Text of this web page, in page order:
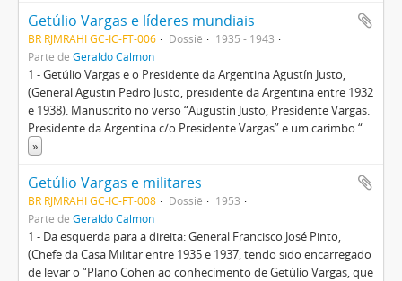
Getúlio Vargas e líderes mundiais
BR RJMRAHI GC-IC-FT-006 Dossiê
1935 - 1943
Parte de Geraldo Calmon
1 - Getúlio Vargas e o Presidente da Argentina Agustín Justo,
(General Agustin Pedro Justo, presidente da Argentina entre 1932
e 1938). Manuscrito no verso “Augustin Justo, Presidente Vargas.
Presidente da Argentina c/o Presidente Vargas” e um carimbo “...
»
Getúlio Vargas e militares
BR RJMRAHI GC-IC-FT-008 Dossiê
1953
Parte de Geraldo Calmon
1 - Da esquerda para a direita: General Francisco José Pinto,
(Chefe da Casa Militar entre 1935 e 1937, tendo sido encarregado
de levar o “Plano Cohen ao conhecimento de Getúlio Vargas, que